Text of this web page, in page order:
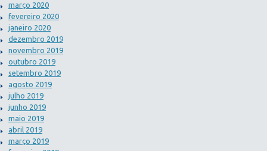
março 2020
fevereiro 2020
janeiro 2020
dezembro 2019
novembro 2019
outubro 2019
setembro 2019
agosto 2019
julho 2019
junho 2019
maio 2019
abril 2019
março 2019